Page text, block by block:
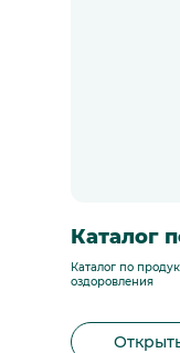
Каталог
Каталог по
оздоровления